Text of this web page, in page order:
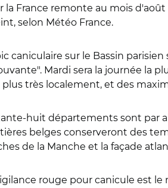
la France remonte au mois d'août
selon Météo France.
caniculaire sur le Bassin
Mardi sera la journée la
plus très localement, et des
huit départements sont par
belges conserveront des
de la Manche et la façade
rouge pour canicule est le